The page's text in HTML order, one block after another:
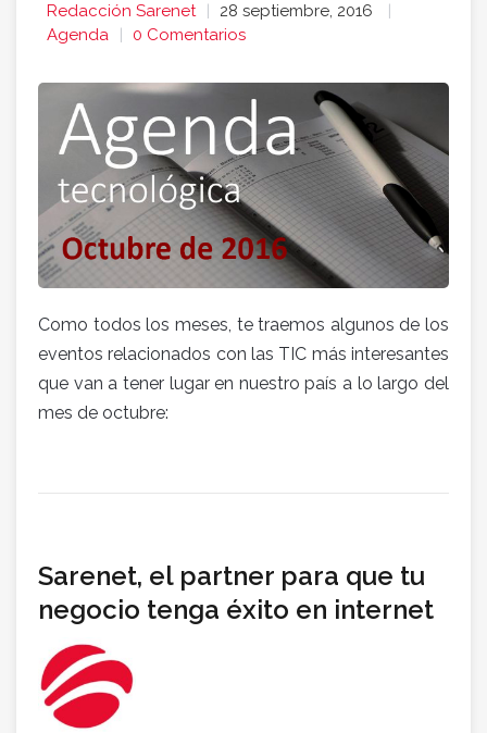
Redacción Sarenet
28 septiembre, 2016
Agenda
0 Comentarios
Como todos los meses, te traemos algunos de los
eventos relacionados con las TIC más interesantes
que van a tener lugar en nuestro país a lo largo del
mes de octubre:
Sarenet, el partner para que tu
negocio tenga éxito en internet